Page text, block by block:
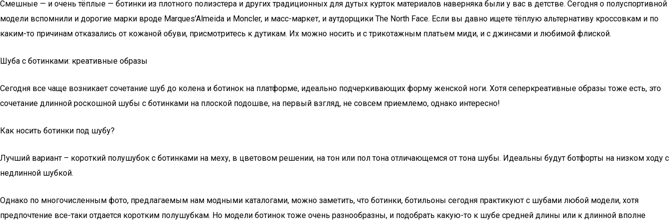
Смешные — и очень тёплые — ботинки из плотного полиэстера и других традиционных для дутых курток материалов наверняка были у вас в детстве. Сегодня о полуспортивной
модели вспомнили и дорогие марки вроде Marques’Almeida и Moncler, и масс-маркет, и аутдорщики The North Face. Если вы давно ищете тёплую альтернативу кроссовкам и по
каким-то причинам отказались от кожаной обуви, присмотритесь к дутикам. Их можно носить и с трикотажным платьем миди, и с джинсами и любимой флиской.
Шуба с ботинками: креативные образы
Сегодня все чаще возникает сочетание шуб до колена и ботинок на платформе, идеально подчеркивающих форму женской ноги. Хотя сеперкреативные образы тоже есть, это
сочетание длинной роскошной шубы с ботинками на плоской подошве, на первый взгляд, не совсем приемлемо, однако интересно!
Как носить ботинки под шубу?
Лучший вариант – короткий полушубок с ботинками на меху, в цветовом решении, на тон или пол тона отличающемся от тона шубы. Идеальны будут ботфорты на низком ходу с
недлинной шубкой.
Однако по многочисленным фото, предлагаемым нам модными каталогами, можно заметить, что ботинки, ботильоны сегодня практикуют с шубами любой модели, хотя
предпочтение все-таки отдается коротким полушубкам. Но модели ботинок тоже очень разнообразны, и подобрать какую-то к шубе средней длины или к длинной вполне